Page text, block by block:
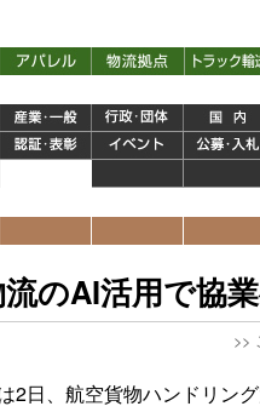
のAI活用で協
>>
2日、航空貨物ハンドリン